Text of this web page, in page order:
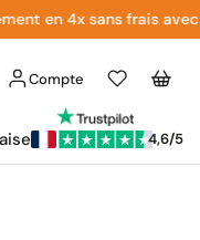
en 4x sans frais avec
Compte
Liste
d'envies
Panier
4,6/5